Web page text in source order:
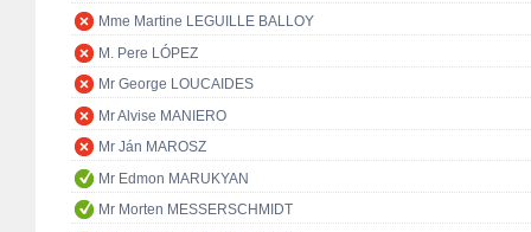
Mme Martine LEGUILLE BALLOY
M. Pere LÓPEZ
Mr George LOUCAIDES
Mr Alvise MANIERO
Mr Ján MAROSZ
Mr Edmon MARUKYAN
Mr Morten MESSERSCHMIDT